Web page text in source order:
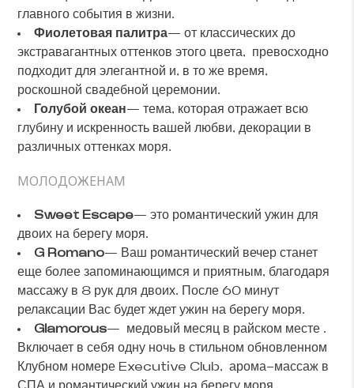
главного события в жизни.
Фиолетовая палитра— от классических до
экстравагантных оттенков этого цвета, превосходно
подходит для элегантной и, в то же время,
роскошной свадебной церемонии.
Голубой океан— тема, которая отражает всю
глубину и искренность вашей любви, декорации в
различных оттенках моря.
МОЛОДОЖЕНАМ
Sweet Escape— это романтический ужин для
двоих на берегу моря.
G Romano— Ваш романтический вечер станет
еще более запоминающимся и приятным, благодаря
массажу в 8 рук для двоих. После 60 минут
релаксации Вас будет ждет ужин на берегу моря.
Glamorous— медовый месяц в райском месте .
Включает в себя одну ночь в стильном обновленном
Клубном номере Executive Club, арома-массаж в